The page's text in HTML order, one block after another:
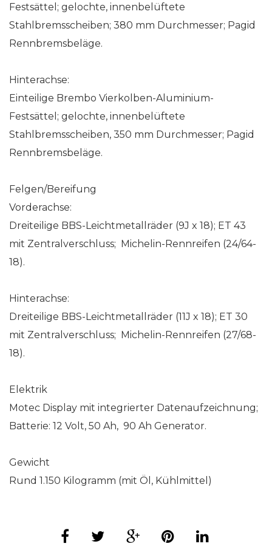
Festsättel; gelochte, innenbelüftete
Stahlbremsscheiben; 380 mm Durchmesser; Pagid
Rennbremsbeläge.
Hinterachse:
Einteilige Brembo Vierkolben-Aluminium-
Festsättel; gelochte, innenbelüftete
Stahlbremsscheiben, 350 mm Durchmesser; Pagid
Rennbremsbeläge.
Felgen/Bereifung
Vorderachse:
Dreiteilige BBS-Leichtmetallräder (9J x 18); ET 43
mit Zentralverschluss; Michelin-Rennreifen (24/64-
18).
Hinterachse:
Dreiteilige BBS-Leichtmetallräder (11J x 18); ET 30
mit Zentralverschluss; Michelin-Rennreifen (27/68-
18).
Elektrik
Motec Display mit integrierter Datenaufzeichnung;
Batterie: 12 Volt, 50 Ah, 90 Ah Generator.
Gewicht
Rund 1.150 Kilogramm (mit Öl, Kühlmittel)